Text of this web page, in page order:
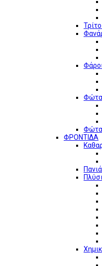
Φώτα
Φώτα
ΦΡΟΝΤΙΔΑ